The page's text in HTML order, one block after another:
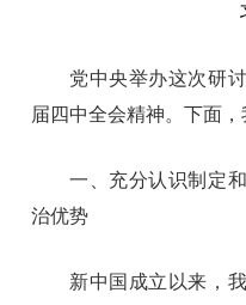
党中央举办这次研
届四中全会精神。下面，
一、充分认识制定
治优势
新中国成立以来，